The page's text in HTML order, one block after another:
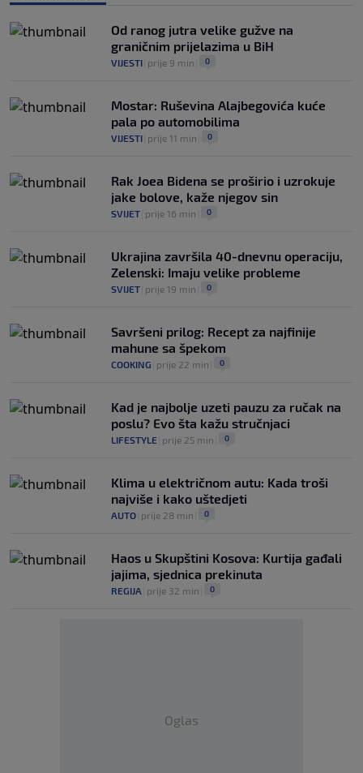
KOŠARKA|8. aug. | 0
Od ranog jutra velike gužve na
graničnim prijelazima u BiH
VIJESTI prije 9 min 0
Mostar: Ruševina Alajbegovića kuće
pala po automobilima
VIJESTI prije 11 min 0
Rak Joea Bidena se proširio i uzrokuje
jake bolove, kaže njegov sin
SVIJET prije 16 min 0
Ukrajina završila 40-dnevnu operaciju,
Zelenski: Imaju velike probleme
SVIJET prije 19 min 0
Savršeni prilog: Recept za najfinije
mahune sa špekom
COOKING prije 22 min 0
Kad je najbolje uzeti pauzu za ručak na
poslu? Evo šta kažu stručnjaci
LIFESTYLE prije 25 min 0
Klima u električnom autu: Kada troši
najviše i kako uštedjeti
AUTO prije 28 min 0
Haos u Skupštini Kosova: Kurtija gađali
jajima, sjednica prekinuta
REGIJA prije 32 min 0
Oglas